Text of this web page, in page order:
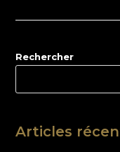
Rechercher
Articles